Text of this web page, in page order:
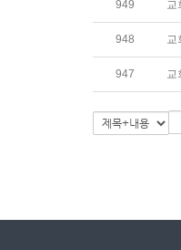
949 교
948 교
947 교